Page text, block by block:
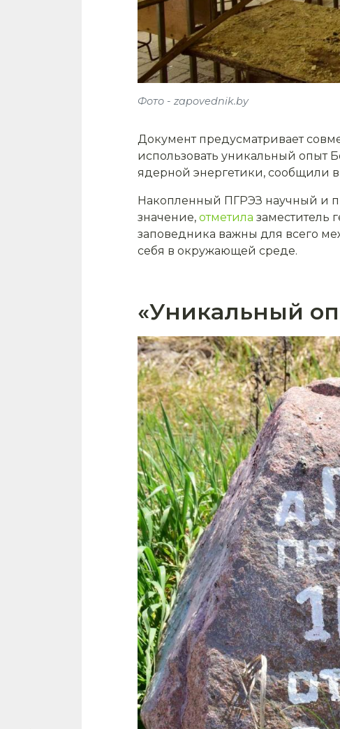
Фото - zapovednik.by
Документ предусматривает
использовать уникальный опыт
ядерной энергетики, сообщили
Накопленный ПГРЭЗ научный и
значение, отметила заместитель
заповедника важны для всего
себя в окружающей среде.
«Уникальный